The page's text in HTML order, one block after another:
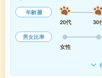
年齢層
20代
30
男女比率
女性